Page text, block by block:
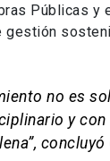
Públicas y
no es
y
concluyó